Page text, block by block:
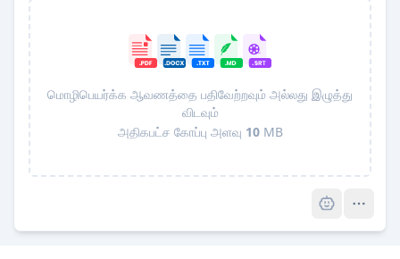
மொழிபெயர்க்க ஆவணத்தை பதிவேற்றவும் அல்லது இழுத்து
விடவும்
அதிகபட்ச கோப்பு அளவு 10MB